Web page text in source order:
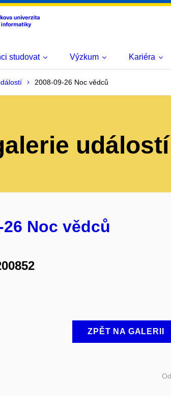
studovat Výzkum Kariéra
2008-09-26 Noc vědců
událostí
26 Noc vědců
ZPĚT NA GALERII